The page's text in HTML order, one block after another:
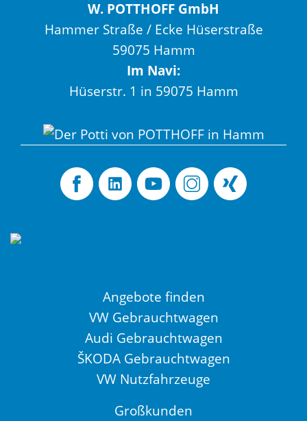
W. POTTHOFF GmbH
Hammer Straße / Ecke Hüserstraße
59075 Hamm
Im Navi:
Hüserstr. 1 in 59075 Hamm
Angebote finden
VW Gebrauchtwagen
Audi Gebrauchtwagen
ŠKODA Gebrauchtwagen
VW Nutzfahrzeuge
Großkunden